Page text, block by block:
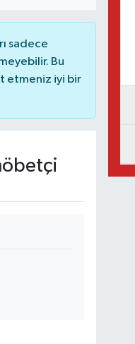
sadece
Bu
etmeniz iyi bir